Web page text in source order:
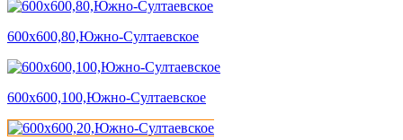
600х600,80,Южно-Султаевское
600х600,100,Южно-Султаевское